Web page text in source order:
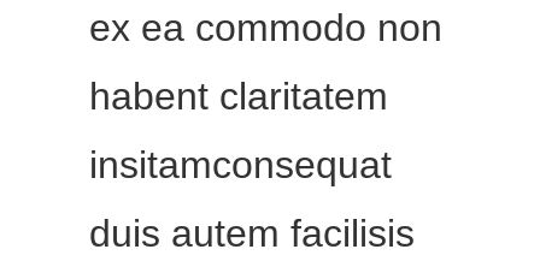
ex ea commodo non
habent claritatem
insitamconsequat
duis autem facilisis